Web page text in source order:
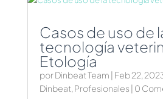
Casos de uso de
tecnología
Etología
porDinbeat Team | Feb 22,
Dinbeat, Profesionales | 0